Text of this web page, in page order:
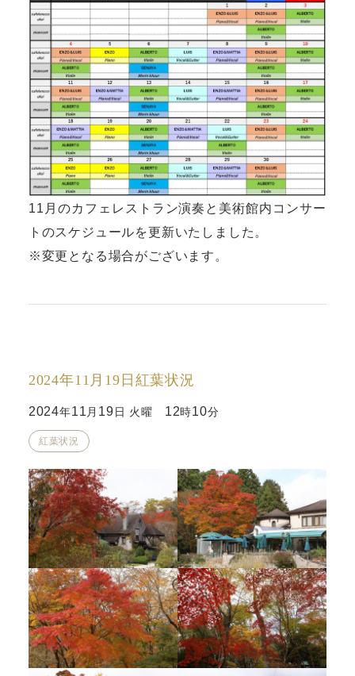
11月のカフェレストラン演奏と美術館内コンサー
トのスケジュールを更新いたしました。
※変更となる場合がございます。
2024年11月19日紅葉状況
2024年11 月 19 日 火曜 12時10分
紅葉状況